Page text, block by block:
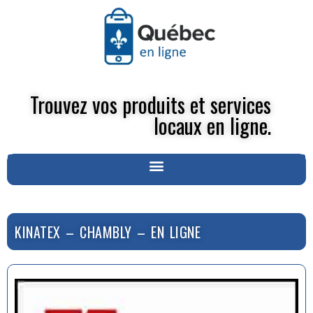
Trouvez vos produits et services
locaux en ligne.
KINATEX – CHAMBLY – EN LIGNE